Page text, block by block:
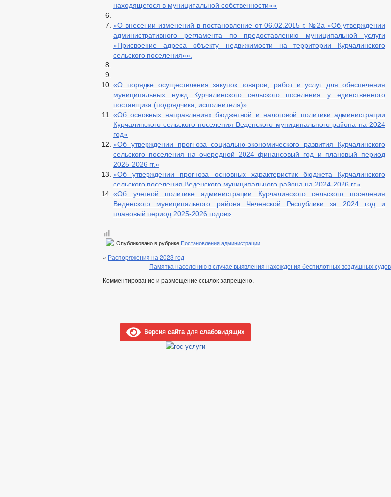
находящегося в муниципальной собственности»»
«О внесении изменений в постановление от 06.02.2015 г. №2а «Об утверждении
административного регламента по предоставлению муниципальной услуги
«Присвоение адреса объекту недвижимости на территории Курчалинского
сельского поселения»».
«О порядке осуществления закупок товаров, работ и услуг для обеспечения
муниципальных нужд Курчалинского сельского поселения у единственного
поставщика (подрядчика, исполнителя)»
«Об основных направлениях бюджетной и налоговой политики администрации
Курчалинского сельского поселения Веденского муниципального района на 2024
год»
«Об утверждении прогноза социально-экономического развития Курчалинского
сельского поселения на очередной 2024 финансовый год и плановый период
2025-2026 гг.»
«Об утверждении прогноза основных характеристик бюджета Курчалинского
сельского поселения Веденского муниципального района на 2024-2026 гг.»
«Об учетной политике администрации Курчалинского сельского поселения
Веденского муниципального района Чеченской Республики за 2024 год и
плановый период 2025-2026 годов»
Опубликовано в рубрике Постановления администрации
« Распоряжения на 2023 год
Памятка населению в случае выявления нахождения беспилотных воздушных судов
Комментирование и размещение ссылок запрещено.
Версия сайта для слабовидящих